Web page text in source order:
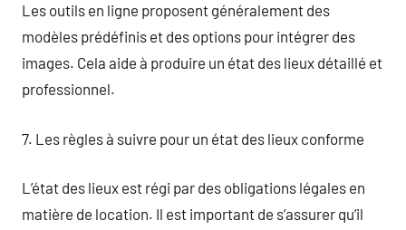
Les outils en ligne proposent généralement des
modèles prédéfinis et des options pour intégrer des
images. Cela aide à produire un état des lieux détaillé et
professionnel.
7. Les règles à suivre pour un état des lieux conforme
L’état des lieux est régi par des obligations légales en
matière de location. Il est important de s’assurer qu’il